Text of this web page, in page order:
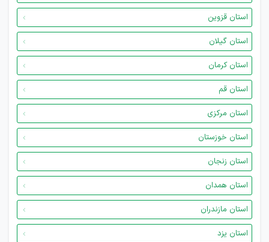
استان قزوین
استان گیلان
استان کرمان
استان قم
استان مرکزی
استان خوزستان
استان زنجان
استان همدان
استان مازندران
استان یزد